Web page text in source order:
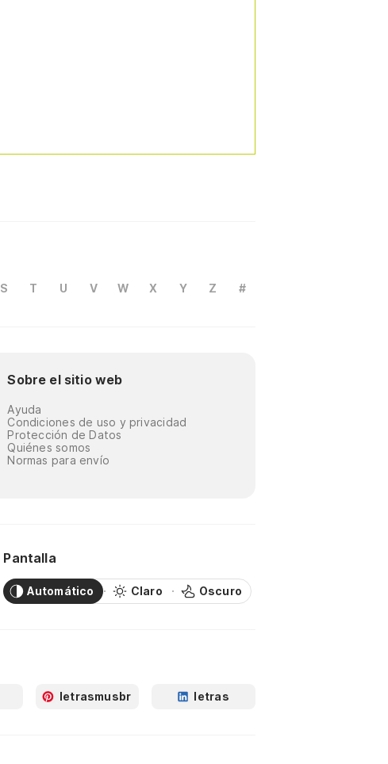
S T U V W X Y Z #
Sobre el sitio web
Ayuda
Condiciones de uso y privacidad
Protección de Datos
Quiénes somos
Normas para envío
Pantalla
Automático Claro Oscuro
letrasmusbr letras